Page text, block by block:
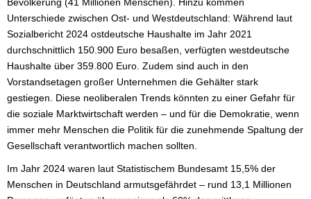
Unterschiede zwischen Ost- und Westdeutschland: Während laut
Sozialbericht 2024 ostdeutsche Haushalte im Jahr 2021
durchschnittlich 150.900 Euro besaßen, verfügten westdeutsche
Haushalte über 359.800 Euro. Zudem sind auch in den
Vorstandsetagen großer Unternehmen die Gehälter stark
gestiegen. Diese neoliberalen Trends könnten zu einer Gefahr für
die soziale Marktwirtschaft werden – und für die Demokratie, wenn
immer mehr Menschen die Politik für die zunehmende Spaltung der
Gesellschaft verantwortlich machen sollten.
Im Jahr 2024 waren laut Statistischem Bundesamt 15,5% der
Menschen in Deutschland armutsgefährdet – rund 13,1 Millionen